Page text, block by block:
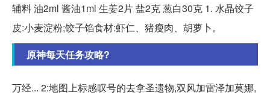
辅料 油2ml 酱油1ml 生姜2片 盐2克 葱白30克 1. 水晶饺子
皮:小麦淀粉;饺子馅食材:虾仁、猪瘦肉、胡萝卜。
原神每天任务攻略?
万经... 2:地图上标感叹号的去拿圣遗物,双风加雷泽加莫娜,